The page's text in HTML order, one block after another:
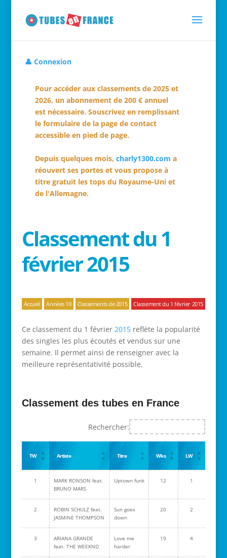
👤 Connexion
Pour accéder aux classements de 2025 et
2026, un abonnement de 200 € annuel
est nécessaire. Souscrivez en remplissant
le formulaire de la page de contact
accessible en pied de page.
Depuis quelques mois, charly1300.com a
réouvert ses portes et vous propose à
titre gratuit les tops du Royaume-Uni et
de l'Allemagne.
Classement du 1
février 2015
Accueil Années 10 Classements de 2015 Classement du 1 février 2015
Ce classement du 1 février 2015reflète la popularité
des singles les plus écoutés et vendus sur une
semaine. Il permet ainsi de renseigner avec la
meilleure représentativité possible.
Classement des tubes en France
Rechercher:
TW Artiste Titre Wks LW
1
MARK RONSON feat.
BRUNO MARS
Uptown funk 12 1
2
ROBIN SCHULZ feat.
JASMINE THOMPSON
Sun goes
down
20 2
3
ARIANA GRANDE
feat. THE WEEKND
Love me
harder
19 4